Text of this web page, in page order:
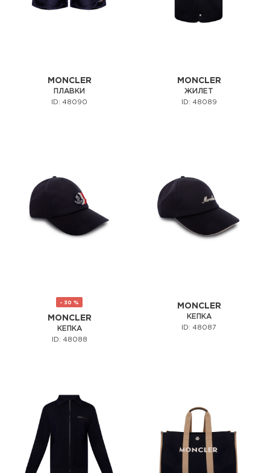
MONCLER
ПЛАВКИ
ID: 48090
MONCLER
ЖИЛЕТ
ID: 48089
- 30 %
MONCLER
КЕПКА
ID: 48088
MONCLER
КЕПКА
ID: 48087